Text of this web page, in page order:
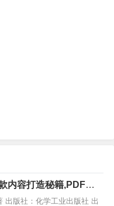
内容打造秘籍,PDF电
出版社：化学工业出版社 出